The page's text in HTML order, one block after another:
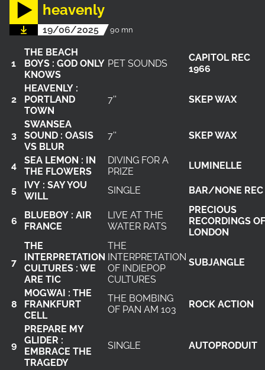
heavenly
19/06/2025 90 mn
1
THE BEACH
BOYS : GOD ONLY
KNOWS
PET SOUNDS
CAPITOL REC
1966
2
HEAVENLY :
PORTLAND
TOWN
7'' SKEP WAX
3
SWANSEA
SOUND : OASIS
VS BLUR
7'' SKEP WAX
4
SEA LEMON : IN
THE FLOWERS
DIVING FOR A
PRIZE
LUMINELLE
5
IVY : SAY YOU
WILL
SINGLE BAR/NONE REC
6
BLUEBOY : AIR
FRANCE
LIVE AT THE
WATER RATS
PRECIOUS
RECORDINGS OF
LONDON
7
THE
INTERPRETATION
CULTURES : WE
ARE TIC
THE
INTERPRETATION
OF INDIEPOP
CULTURES
SUBJANGLE
8
MOGWAI : THE
FRANKFURT
CELL
THE BOMBING
OF PAN AM 103
ROCK ACTION
9
PREPARE MY
GLIDER :
EMBRACE THE
TRAGEDY
SINGLE AUTOPRODUIT